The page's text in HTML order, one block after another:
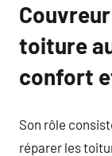
toiture
confort
Son rôle
réparer les